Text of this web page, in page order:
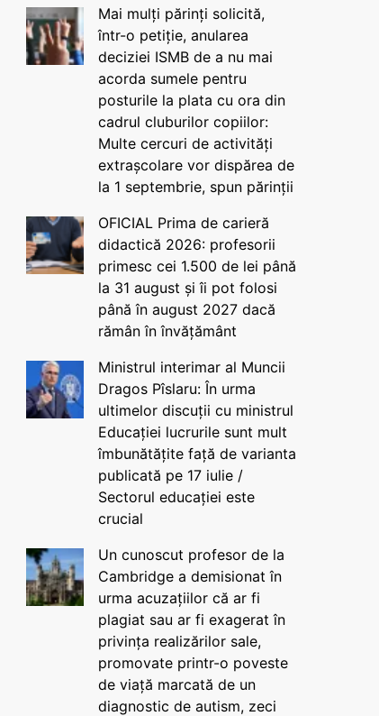
Mai mulți părinți solicită,
într-o petiție, anularea
deciziei ISMB de a nu mai
acorda sumele pentru
posturile la plata cu ora din
cadrul cluburilor copiilor:
Multe cercuri de activități
extrașcolare vor dispărea de
la 1 septembrie, spun părinții
OFICIAL Prima de carieră
didactică 2026: profesorii
primesc cei 1.500 de lei până
la 31 august și îi pot folosi
până în august 2027 dacă
rămân în învățământ
Ministrul interimar al Muncii
Dragos Pîslaru: În urma
ultimelor discuții cu ministrul
Educației lucrurile sunt mult
îmbunătățite față de varianta
publicată pe 17 iulie /
Sectorul educației este
crucial
Un cunoscut profesor de la
Cambridge a demisionat în
urma acuzațiilor că ar fi
plagiat sau ar fi exagerat în
privința realizărilor sale,
promovate printr-o poveste
de viață marcată de un
diagnostic de autism, zeci